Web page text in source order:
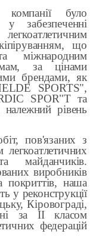
було
у забезпеченні
що
міжнародним
за цінами
брендами, як
SPORTS",
SPOR"T та
рівень
пов'язаних з
легкоатлетичних
майданчиків.
виробників
покриттів, наша
у реконструкції
Кіровограді,
за ІІ класом
федерацій